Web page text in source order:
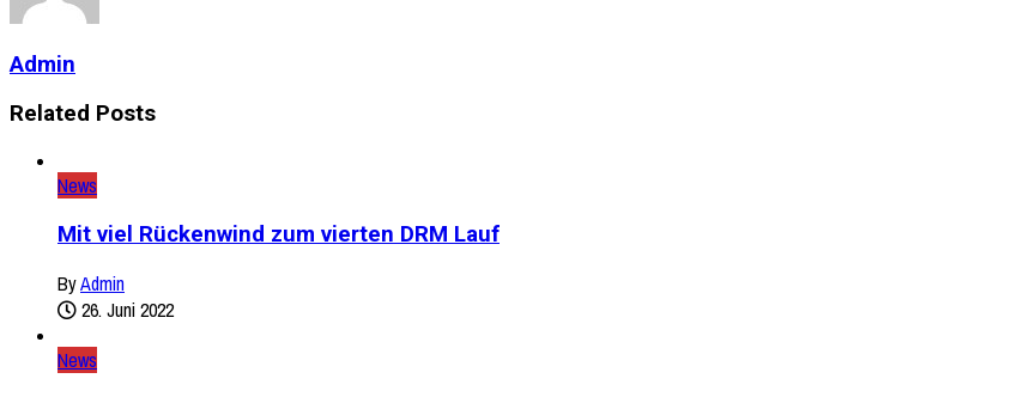
Admin
Related Posts
News
Mit viel Rückenwind zum vierten DRM Lauf
ByAdmin
26. Juni 2022
News